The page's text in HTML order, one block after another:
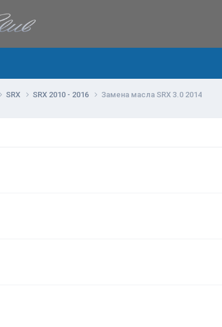
SRX SRX 2010 - 2016 Замена масла SRX 3.0 2014